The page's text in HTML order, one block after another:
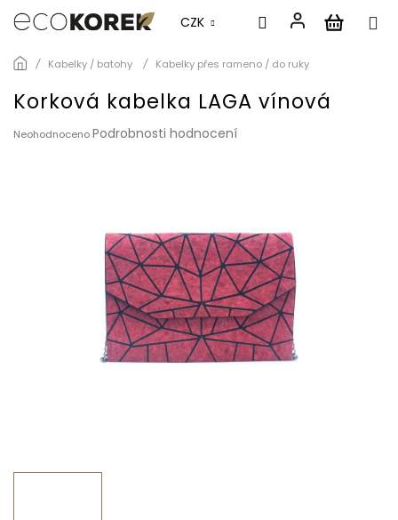
Přejít
obsah
CZK
Kabelky / batohy Kabelky přes rameno / do ruky
Korková kabelka LAGA vínová
Průměrné
NeohodnocenoPodrobnosti hodnocení